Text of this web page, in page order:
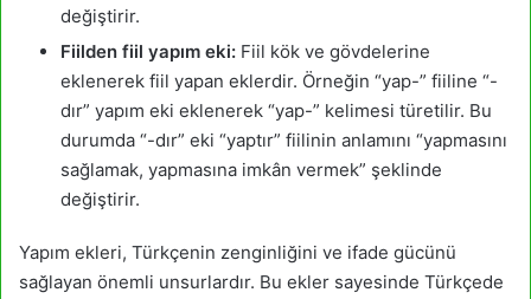
değiştirir.
Fiilden fiil yapım eki: Fiil kök ve gövdelerine
eklenerek fiil yapan eklerdir. Örneğin “yap-” fiiline “-
dır” yapım eki eklenerek “yap-” kelimesi türetilir. Bu
durumda “-dır” eki “yaptır” fiilinin anlamını “yapmasını
sağlamak, yapmasına imkân vermek” şeklinde
değiştirir.
Yapım ekleri, Türkçenin zenginliğini ve ifade gücünü
sağlayan önemli unsurlardır. Bu ekler sayesinde Türkçede